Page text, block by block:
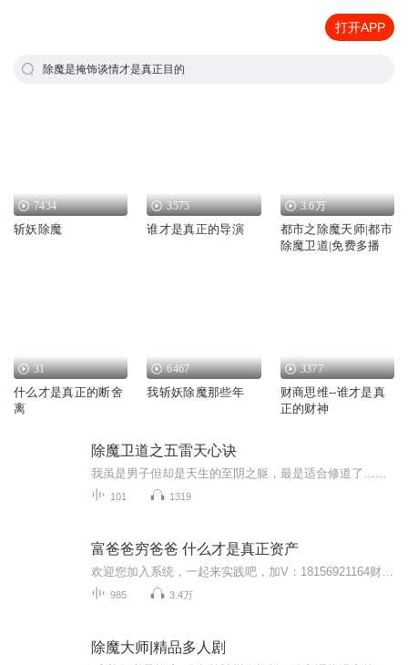
打开APP
除魔是掩饰谈情才是真正目的
7434
斩妖除魔
3575
谁才是真正的导演
3.6万
都市之除魔天师|都市
除魔卫道|免费多播
31
什么才是真正的断舍
离
6467
我斩妖除魔那些年
3377
财商思维--谁才是真
正的财神
除魔卫道之五雷天心诀
101 1319
富爸爸穷爸爸 什么才是真正资产
985 3.4万
除魔大师|精品多人剧